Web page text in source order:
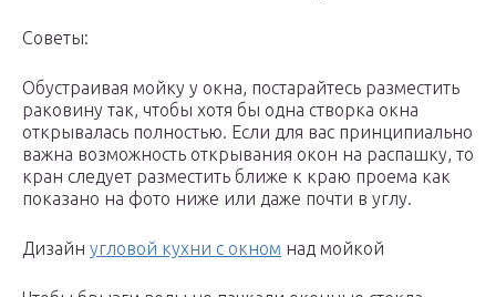
Советы:
Обустраивая мойку у окна, постарайтесь разместить
раковину так, чтобы хотя бы одна створка окна
открывалась полностью. Если для вас принципиально
важна возможность открывания окон на распашку, то
кран следует разместить ближе к краю проема как
показано на фото ниже или даже почти в углу.
Дизайн угловой кухни с окном над мойкой